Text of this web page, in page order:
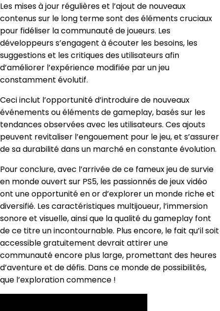
Les mises à jour régulières et l’ajout de nouveaux
contenus sur le long terme sont des éléments cruciaux
pour fidéliser la communauté de joueurs. Les
développeurs s’engagent à écouter les besoins, les
suggestions et les critiques des utilisateurs afin
d’améliorer l’expérience modifiée par un jeu
constamment évolutif.
Ceci inclut l’opportunité d’introduire de nouveaux
événements ou éléments de gameplay, basés sur les
tendances observées avec les utilisateurs. Ces ajouts
peuvent revitaliser l’engouement pour le jeu, et s’assurer
de sa durabilité dans un marché en constante évolution.
Pour conclure, avec l’arrivée de ce fameux jeu de survie
en monde ouvert sur PS5, les passionnés de jeux vidéo
ont une opportunité en or d’explorer un monde riche et
diversifié. Les caractéristiques multijoueur, l’immersion
sonore et visuelle, ainsi que la qualité du gameplay font
de ce titre un incontournable. Plus encore, le fait qu’il soit
accessible gratuitement devrait attirer une
communauté encore plus large, promettant des heures
d’aventure et de défis. Dans ce monde de possibilités,
que l’exploration commence !